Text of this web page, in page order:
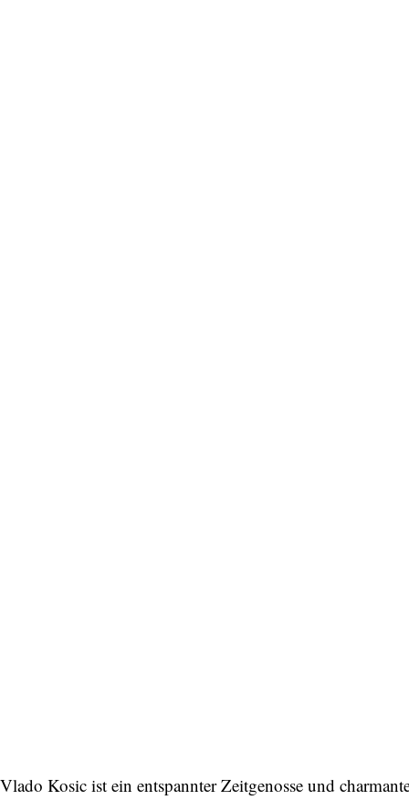
Vlado Kosic ist ein entspannter Zeitgenosse und